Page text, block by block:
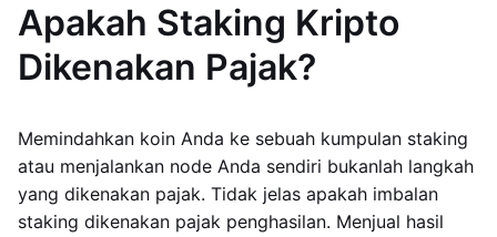
Apakah Staking Kripto
Dikenakan Pajak?
Memindahkan koin Anda ke sebuah kumpulan staking
atau menjalankan node Anda sendiri bukanlah langkah
yang dikenakan pajak. Tidak jelas apakah imbalan
staking dikenakan pajak penghasilan. Menjual hasil